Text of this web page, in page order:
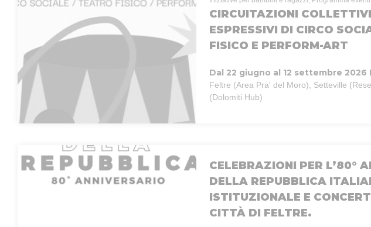
CIRCUITAZIONI
ESPRESSIVI DI CIRCO
FISICO E PERFORM-ART
Dal 22 giugno al 12 settembre 2026
Feltre (Area Pra' del Moro), Setteville
(Dolomiti Hub)
CELEBRAZIONI PER L’80°
DELLA REPUBBLICA
ISTITUZIONALE E
CITTÀ DI FELTRE.